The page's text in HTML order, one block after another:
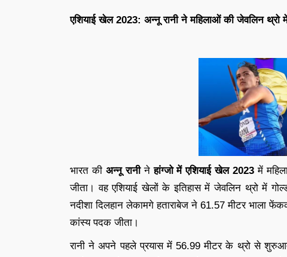
एशियाई खेल 2023: अन्नू रानी ने महिलाओं की जेवलिन थ्रो
भारत की अन्नू रानीनेहांग्जो में एशियाई खेल 2023 में
जीता। वह एशियाई खेलों के इतिहास में जेवलिन थ्रो में
नदीशा दिलहान लेकामगे हताराबेज ने 61.57 मीटर भाला
कांस्य पदक जीता।
रानी ने अपने पहले प्रयास में 56.99 मीटर के थ्रो से